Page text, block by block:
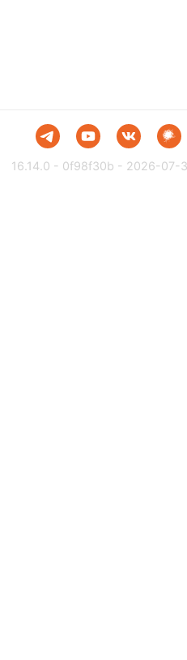
16.14.0 - 0f98f30b - 2026-07-